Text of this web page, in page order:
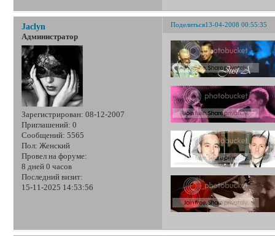
Поделиться13-04-2008 00:55:35
Jaclyn
Администратор
Зарегистрирован: 08-12-2007
Приглашений: 0
Сообщений: 5565
Пол: Женский
Провел на форуме:
8 дней 0 часов
Последний визит:
15-11-2025 14:53:56